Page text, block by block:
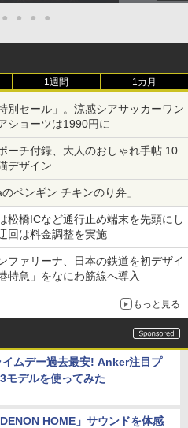
● ● ● ●
1週間 1カ月
別セール」。涼感シアサッカーワン
ショーツは1990円に
ーチ付録、大人のおしゃれ手帖 10
デザイン
ペンギン チキンのり弁」
松橋ICなど通行止め端末を先頭にし
回は料金調整を実施
ファリーナ、日本の鉄道を初デザイ
特急」をなにわ筋線へ導入
もっと見る
ムデー過去最安! Anker注目プ
モデルを使ってみた
HOME」サウンドを体感